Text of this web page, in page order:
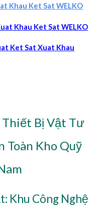
Khau Ket Sat WELKO
Khau Ket Sat WELKO
Ket Sat Xuat Khau
Thiết Bị Vật Tư
Toàn Kho Quỹ
Khu Công Nghệ